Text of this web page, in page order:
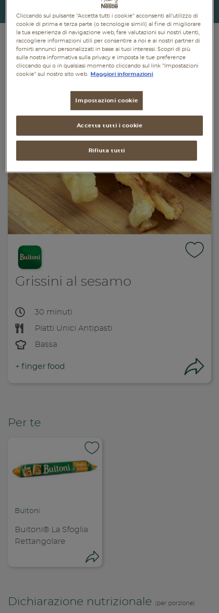
Dolci
Bevande
Vegetariane
Grissini al sesamo
30 minuti
Piatti Unici Antipasti
Bassa
+ finger food
Copia
Dichiarazione nutrizionale (per porzione)
Per te
Buitoni
Buitoni® La Sfoglia
Rettangolare
Cliccando sul pulsante "Accetta tutti i cookie" acconsenti all'utilizzo di
cookie di prima e terza parte (o tecnologie simili) al fine di migliorare
la tua esperienza di navigazione web, fare valutazioni sui nostri utenti,
raccogliere informazioni utili per consentire a noi e ai nostri partner di
fornirti annunci personalizzati in base ai tuoi interessi. Scopri di più
sulla nostra informativa sulla privacy e imposta le tue preferenze
cliccando qui o in qualsiasi momento cliccando sul link "Impostazioni
cookie" sul nostro sito web.
Maggiori informazioni
Impostazioni cookie
Rifiuta tutti
Accetta tutti i cookie